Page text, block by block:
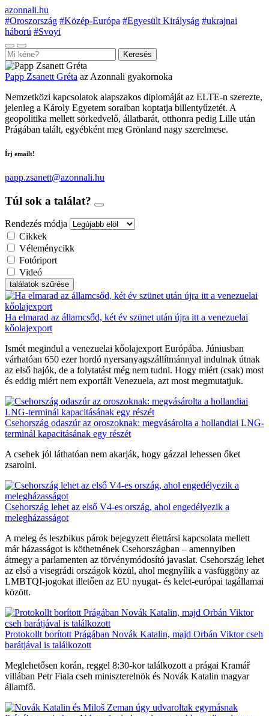
azonnali.hu
#Oroszország #Közép-Európa #Egyesült Királyság #ukrajnai
háború #Svoyi
Keresés
Papp Zsanett Gréta az Azonnali gyakornoka
Nemzetközi kapcsolatok alapszakos diplomáját az ELTE-n szerezte,
jelenleg a Károly Egyetem soraiban koptatja billentyűzetét. A
geopolitika mellett sörkedvelő, állatbarát, otthonra pedig Lille után
Prágában talált, egyébként meg Grönland nagy szerelmese.
Írj emailt!
papp.zsanett@azonnali.hu
Túl sok a találat?
Rendezés módja
Cikkek
Véleménycikk
Fotóriport
Videó
találatok szűrése
Ha elmarad az államcsőd, két év szünet után újra itt a venezuelai
kőolajexport
Ismét megindul a venezuelai kőolajexport Európába. Júniusban
várhatóan 650 ezer hordó nyersanyagszállítmánnyal indulnak útnak
az első hajók, de a folytatást még nem tudni. Hogy miért (csak) most
és eddig miért nem exportált Venezuela, azt most megmutatjuk.
Csehország odaszúr az oroszoknak: megvásárolta a hollandiai LNG-
terminál kapacitásának egy részét
A csehek jól láthatóan nem akarják, hogy gázzal lehessen őket
zsarolni.
Csehország lehet az első V4-es ország, ahol engedélyezik a
melegházasságot
A meleg és leszbikus párok bejegyzett élettársi kapcsolata mellett
már házasságot is köthetnének Csehországban – amennyiben
átmegy a parlamenten az törvénymódosító javaslat. Csehország lehet
az első a visegrádi országok közül, ahol megnyílik a vasfüggöny az
LMBTQI-jogokat illetően az EU nyugat- és kelet-európai tagállamai
között.
Protokollt borított Prágában Novák Katalin, majd Orbán Viktor cseh
barátjával is találkozott
Meglehetősen korán, reggel 8:30-kor találkozott a prágai Kramář
villában Petr Fiala cseh miniszterelnök és Novák Katalin magyar
államfő.